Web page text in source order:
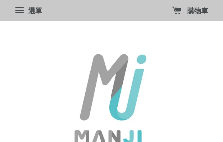
選單 購物車